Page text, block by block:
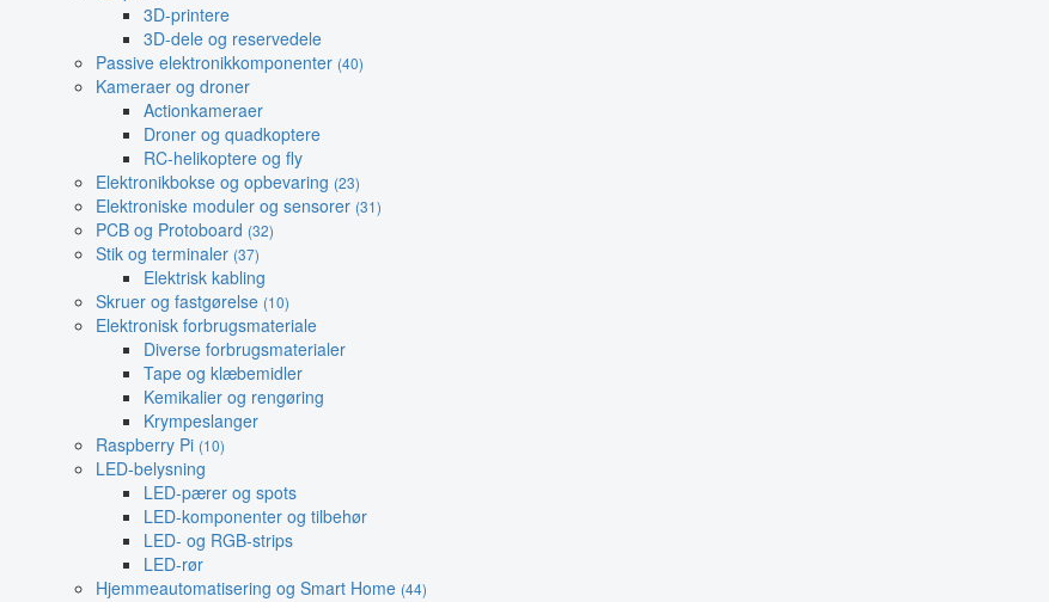
3D-printere
3D-dele og reservedele
Passive elektronikkomponenter (40)
Kameraer og droner
Actionkameraer
Droner og quadkoptere
RC-helikoptere og fly
Elektronikbokse og opbevaring (23)
Elektroniske moduler og sensorer (31)
PCB og Protoboard (32)
Stik og terminaler (37)
Elektrisk kabling
Skruer og fastgørelse (10)
Elektronisk forbrugsmateriale
Diverse forbrugsmaterialer
Tape og klæbemidler
Kemikalier og rengøring
Krympeslanger
Raspberry Pi (10)
LED-belysning
LED-pærer og spots
LED-komponenter og tilbehør
LED- og RGB-strips
LED-rør
Hjemmeautomatisering og Smart Home (44)